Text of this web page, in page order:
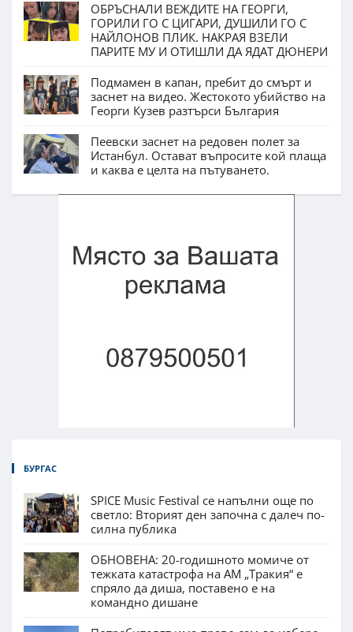
ОБРЪСНАЛИ ВЕЖДИТЕ НА ГЕОРГИ,
ГОРИЛИ ГО С ЦИГАРИ, ДУШИЛИ ГО С
НАЙЛОНОВ ПЛИК. НАКРАЯ ВЗЕЛИ
ПАРИТЕ МУ И ОТИШЛИ ДА ЯДАТ ДЮНЕРИ
Подмамен в капан, пребит до смърт и
заснет на видео. Жестокото убийство на
Георги Кузев разтърси България
Пеевски заснет на редовен полет за
Истанбул. Остават въпросите кой плаща
и каква е целта на пътуването.
БУРГАС
SPICE Music Festival се напълни още по
светло: Вторият ден започна с далеч по-
силна публика
ОБНОВЕНА: 20-годишното момиче от
тежката катастрофа на АМ „Тракия“ е
спряло да диша, поставено е на
командно дишане